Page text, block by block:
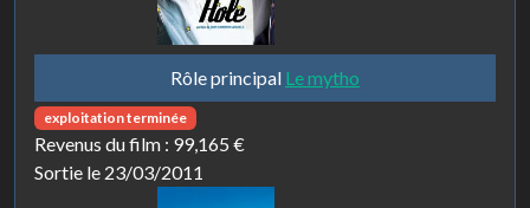
Rôle principal Le mytho
exploitation terminée
Revenus du film : 99,165 €
Sortie le 23/03/2011